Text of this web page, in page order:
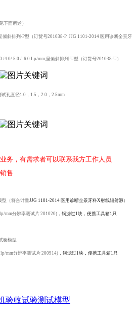
下面所述）
倾斜排列-P型（订货号201038-P JJG 1101-2014 医用诊断全景牙
4.0/ 5.0 / 6.0 Lp/mm,呈倾斜排列-U型（订货号201038-U ）
孔直径1.0，1.5，2.0，2.5mm
务，有需求者可以联系我方工作人员
售
型（符合计量JJG 1101-2014 医用诊断全景牙科X射线辐射源）
mm分辨率测试片 201020)， 铜滤过1块，便携工具箱1只
验模型
mm分辨率测试片 200914)， 铜滤过1块，便携工具箱1只
验收试验测试模型